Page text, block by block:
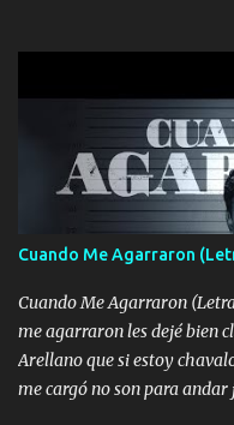
pero eso ya no va a pasar
mirabas bonito si yo no fui
duele no tenerte aquí
cantamos y por ti nos
contigo fui muy feliz a lo
adoro
Cuando Me Agarraron
Cuando Me Agarraron
me agarraron les dejé bien
Arellano que si estoy
me cargó no son para